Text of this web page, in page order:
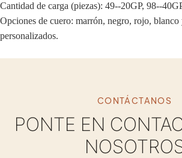
Cantidad de carga (piezas): 49--20GP, 98--
Opciones de cuero: marrón, negro, rojo, blanco
personalizados.
CONTÁCTANOS
PONTE EN